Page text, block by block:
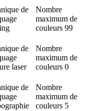
de
Nombre
maximum de
couleurs 99
de
laser
Nombre
maximum de
couleurs 0
de
Nombre
maximum de
couleurs 5